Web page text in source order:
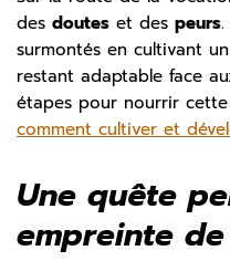
des doutes et des peurs
surmontés en cultivant un
restant adaptable face
étapes pour nourrir
comment cultiver et
Une quête
empreinte